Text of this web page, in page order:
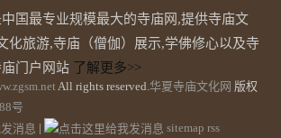
国最专业规模最大的寺庙网,提供寺庙文
化旅游,寺庙（僧伽）展示,学佛修心以及寺
门户网站
了解更多>>
All rights reserved. 华夏寺庙文化网 版权
号
| sitemap rss